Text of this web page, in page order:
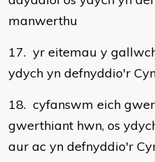
manwerthu
17. yr eitemau y
ydych yn defnyddio'r
18. cyfanswm eich
gwerthiant hwn, os
aur ac yn defnyddio'r